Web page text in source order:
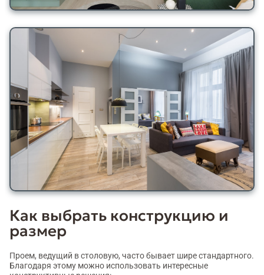
Как выбрать конструкцию и
размер
Проем, ведущий в столовую, часто бывает шире стандартного.
Благодаря этому можно использовать интересные